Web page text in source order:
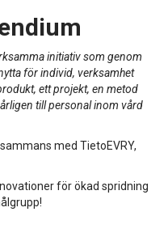
initiativ som genom
för individ, verksamhet
ett projekt, en metod
till personal inom vård
med TietoEVRY,
för ökad spridning